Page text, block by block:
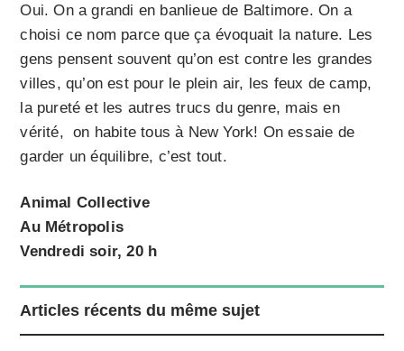
Oui. On a grandi en banlieue de Baltimore. On a
choisi ce nom parce que ça évoquait la nature. Les
gens pensent souvent qu’on est contre les grandes
villes, qu’on est pour le plein air, les feux de camp,
la pureté et les autres trucs du genre, mais en
vérité, on habite tous à New York! On essaie de
garder un équilibre, c’est tout.
Animal Collective
Au Métropolis
Vendredi soir, 20 h
Articles récents du même sujet